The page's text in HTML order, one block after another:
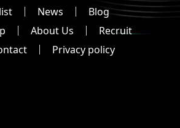
News
Blog
About Us
Recruit
Privacy policy